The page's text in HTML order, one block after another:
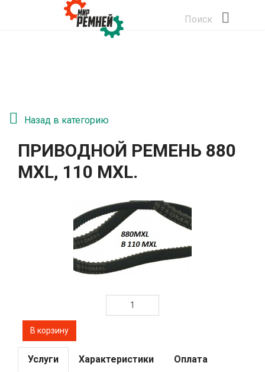
Поиск
Назад в категорию
ПРИВОДНОЙ РЕМЕНЬ 880
MXL, 110 MXL.
Услуги Характеристики Оплата